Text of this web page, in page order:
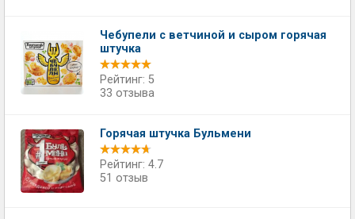
Чебупели с ветчиной и сыром горячая
штучка
Рейтинг: 5
33 отзыва
Горячая штучка Бульмени
Рейтинг: 4.7
51 отзыв